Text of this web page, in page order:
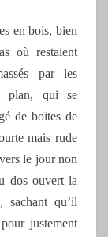
en bois, bien
où restaient
par les
plan, qui se
de boites de
mais rude
le jour non
dos ouvert la
sachant qu’il
justement